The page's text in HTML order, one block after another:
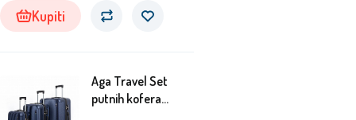
Kupiti
Aga Travel Set
putnih kofera